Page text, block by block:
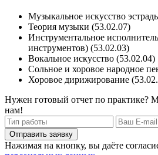
Музыкальное искусство
Теория музыки (53.02.07)
Инструментальное
инструментов) (53.02.03)
Вокальное искусство (53.02.04)
Сольное и хоровое народное
Хоровое дирижирование
Нужен готовый отчет по
нам!
Отправить заявку
Нажимая на кнопку, вы даёте